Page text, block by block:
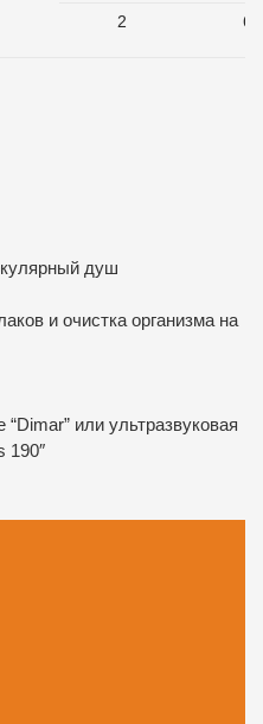
2
душ
и очистка организма на
или ультразвуковая
190″